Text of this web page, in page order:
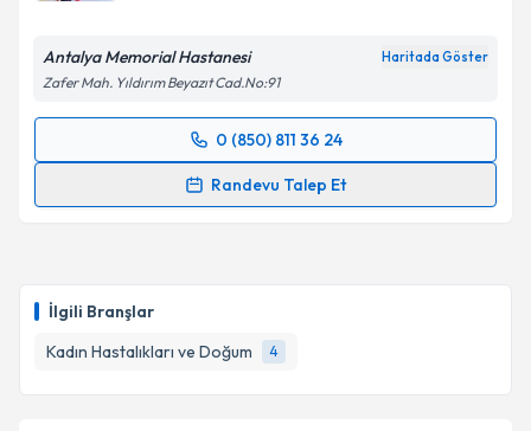
İlgili Branşlar
Kadın Hastalıkları ve Doğum
4
Antalya Memorial Hastanesi Haritada Göster
Zafer Mah. Yıldırım Beyazıt Cad.No:91
0 (850) 811 36 24
Randevu Talep Et
Randevu Takvimi Talebi
E-posta Adresiniz